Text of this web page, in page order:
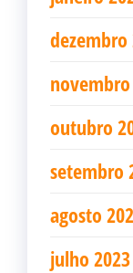
dezembro
outubro
setembro
agosto
julho 2023